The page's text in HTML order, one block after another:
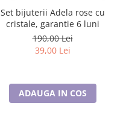
Set bijuterii Adela rose cu
cristale, garantie 6 luni
190,00 Lei
39,00 Lei
ADAUGA IN COS